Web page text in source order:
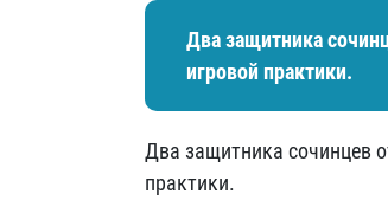
Два защитника
игровой практики.
Два защитника сочинцев
практики.